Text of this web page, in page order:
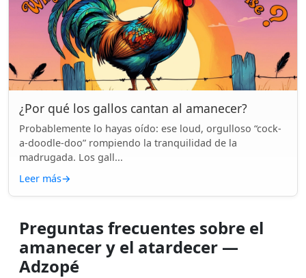
¿Por qué los gallos cantan al amanecer?
Probablemente lo hayas oído: ese loud, orgulloso “cock-
a-doodle-doo” rompiendo la tranquilidad de la
madrugada. Los gall...
Leer más→
Preguntas frecuentes sobre el
amanecer y el atardecer —
Adzopé